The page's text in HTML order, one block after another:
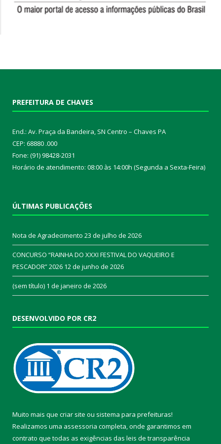
PREFEITURA DE CHAVES
End.: Av. Praça da Bandeira, SN Centro – Chaves PA
CEP: 68880 .000
Fone: (91) 98428-2031
Horário de atendimento: 08:00 às 14:00h (Segunda a Sexta-Feira)
ÚLTIMAS PUBLICAÇÕES
Nota de Agradecimento 23 de julho de 2026
CONCURSO “RAINHA DO XXXI FESTIVAL DO VAQUEIRO E
PESCADOR” 2026 12 de junho de 2026
(sem título) 1 de janeiro de 2026
DESENVOLVIDO POR CR2
Muito mais que criar site ou sistema para prefeituras!
Realizamos uma assessoria completa, onde garantimos em
contrato que todas as exigências das leis de transparência